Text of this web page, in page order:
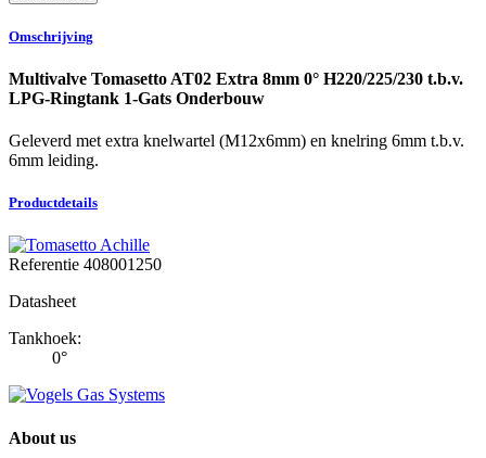
Omschrijving
Multivalve Tomasetto AT02 Extra 8mm 0° H220/225/230 t.b.v.
LPG-Ringtank 1-Gats Onderbouw
Geleverd met extra knelwartel (M12x6mm) en knelring 6mm t.b.v.
6mm leiding.
Productdetails
Referentie 408001250
Datasheet
Tankhoek:
0°
About us